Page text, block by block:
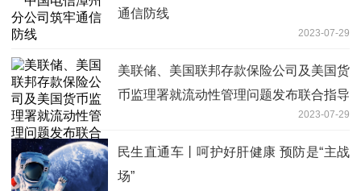
通信防线
2023-07-29
美联储、美国联邦存款保险公司及美国货
币监理署就流动性管理问题发布联合指导
2023-07-29
民生直通车丨呵护好肝健康 预防是“主战
场”